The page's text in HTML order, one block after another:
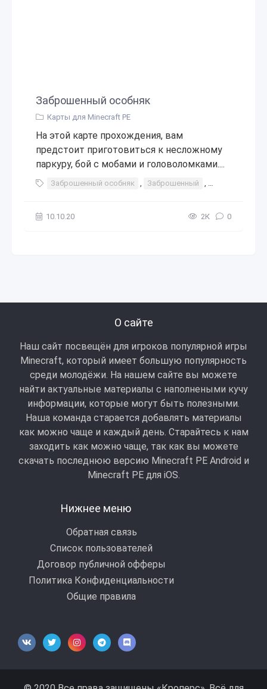
Заброшенный особняк
Карты для Minecraft PE
На этой карте прохождения, вам
предстоит приготовиться к несложному
паркуру, бой с мобами и головоломками....
Заброшенный особняк , Заброшенный , особняк
10.10.20 2К 0
О сайте
Наш сайт посвещён для игроков популярной игры
Minecraft, который имеет большую популярность
среди молодёжи. На нашем сайте вы можете
найти актуальные материалы с наполнеными кучу
информации, которые могут быть полезными.
Наша команда старается добавлять материалы
как можно чаще и каждый день. Старайтесь к нам
заходить как можно чаще, так как вы можете
скачать последнюю версию Minecraft PE Android и
Minecraft РЕ для iOS.
Нижнее меню
Обратная связь
Список пользователей
Договор публичной офферы
Политика Конфиденциальности
Общие правила